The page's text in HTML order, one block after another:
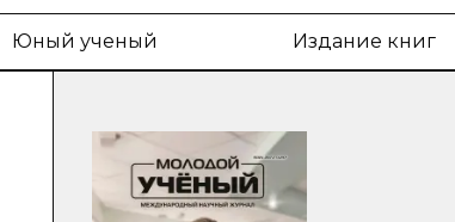
Юный ученый Издание книг